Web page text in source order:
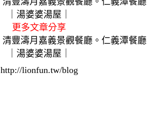
更多文章分享
http://lionfun.tw/blog